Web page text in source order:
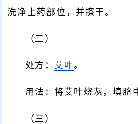
洗净上药部位，并擦干。
（二）
处方： 艾叶。
用法：将艾叶烧灰，填脐
（三）